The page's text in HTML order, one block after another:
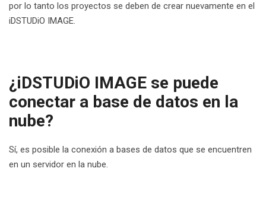
por lo tanto los proyectos se deben de crear nuevamente en el
iDSTUDiO IMAGE.
¿iDSTUDiO IMAGE se puede
conectar a base de datos en la
nube?
Sí, es posible la conexión a bases de datos que se encuentren
en un servidor en la nube.